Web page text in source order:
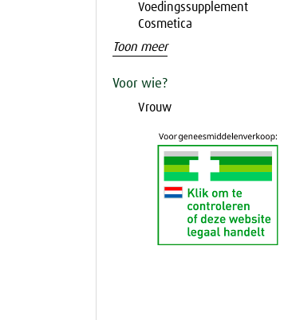
Voedingssupplement
Cosmetica
Toon meer
Voor wie?
Vrouw